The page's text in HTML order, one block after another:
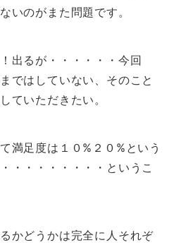
いのがまた問題です。
出るが・・・・・・今回
ではしていない、そのこと
ていただきたい。
満足度は１０%２０%という
・・・・・・・・というこ
かどうかは完全に人それぞ